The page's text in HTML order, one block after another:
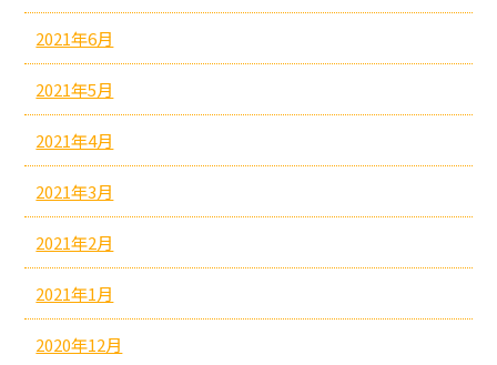
2021年6月
2021年5月
2021年4月
2021年3月
2021年2月
2021年1月
2020年12月